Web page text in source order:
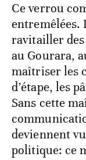
Ce verrou
entremêlées.
ravitailler des
au Gourara,
maîtriser les
d’étape, les
Sans cette
deviennent
politique: ce